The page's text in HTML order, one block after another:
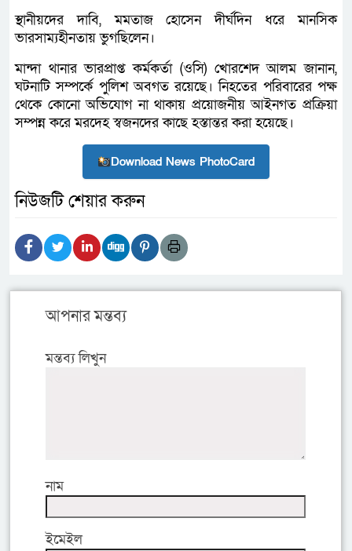
স্থানীয়দের দাবি, মমতাজ হোসেন দীর্ঘদিন ধরে মানসিক
ভারসাম্যহীনতায় ভুগছিলেন।
মান্দা থানার ভারপ্রাপ্ত কর্মকর্তা (ওসি) খোরশেদ আলম জানান,
ঘটনাটি সম্পর্কে পুলিশ অবগত রয়েছে। নিহতের পরিবারের পক্ষ
থেকে কোনো অভিযোগ না থাকায় প্রয়োজনীয় আইনগত প্রক্রিয়া
সম্পন্ন করে মরদেহ স্বজনদের কাছে হস্তান্তর করা হয়েছে।
Download News PhotoCard
নিউজটি শেয়ার করুন
আপনার মন্তব্য
মন্তব্য লিখুন
নাম
ইমেইল